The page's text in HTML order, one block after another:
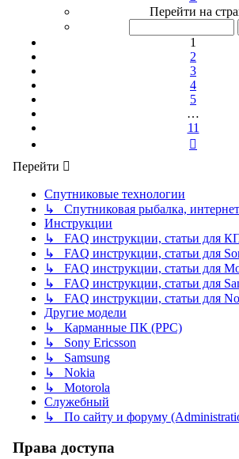
1
из
11
Перейти на
1
2
3
4
5
…
11
Перейти
Спутниковые технологии
↳ Спутниковая рыбалка,
Инструкции
↳ FAQ инструкции, статьи для
↳ FAQ инструкции, статьи для
↳ FAQ инструкции, статьи для
↳ FAQ инструкции, статьи для
↳ FAQ инструкции, статьи для
Другие модели
↳ Карманные ПК (PPC)
↳ Sony Ericsson
↳ Samsung
↳ Nokia
↳ Motorola
Служебный
↳ По сайту и форуму
Права доступа